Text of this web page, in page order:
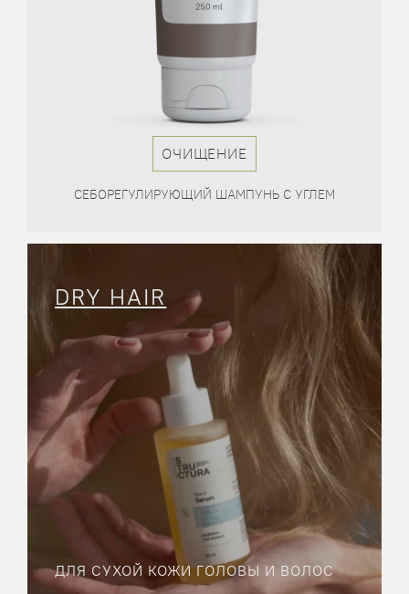
ОЧИЩЕНИЕ
СЕБОРЕГУЛИРУЮЩИЙ ШАМПУНЬ С УГЛЕМ
DRY HAIR
ДЛЯ СУХОЙ КОЖИ ГОЛОВЫ И ВОЛОС